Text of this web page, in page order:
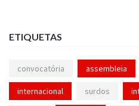
ETIQUETAS
convocatória assembleia
internacional surdos